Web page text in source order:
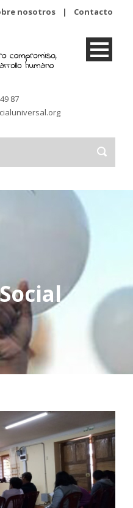
nosotros | Contacto
87